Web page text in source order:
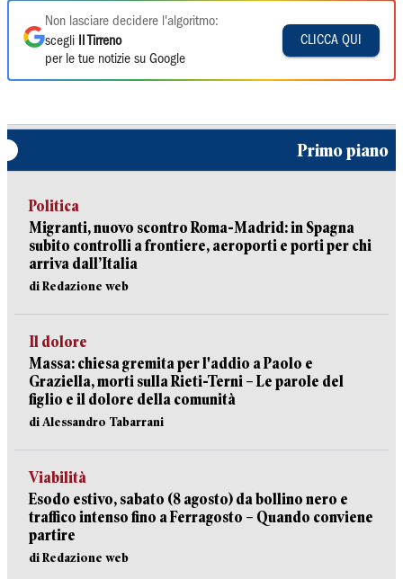
Non lasciare decidere l'algoritmo:
scegli
Il Tirreno
per le tue notizie su Google
CLICCA QUI
Primo piano
Politica
Migranti, nuovo scontro Roma-Madrid: in Spagna
subito controlli a frontiere, aeroporti e porti per chi
arriva dall’Italia
di Redazione web
Il dolore
Massa: chiesa gremita per l'addio a Paolo e
Graziella, morti sulla Rieti-Terni – Le parole del
figlio e il dolore della comunità
di Alessandro Tabarrani
Viabilità
Esodo estivo, sabato (8 agosto) da bollino nero e
traffico intenso fino a Ferragosto – Quando conviene
partire
di Redazione web